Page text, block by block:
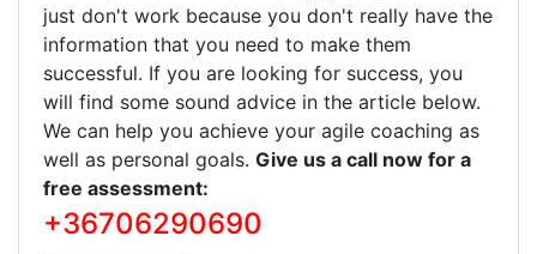
just don't work because you don't really have the
information that you need to make them
successful. If you are looking for success, you
will find some sound advice in the article below.
We can help you achieve your agile coaching as
well as personal goals. Give us a call now for a
free assessment:
+36706290690